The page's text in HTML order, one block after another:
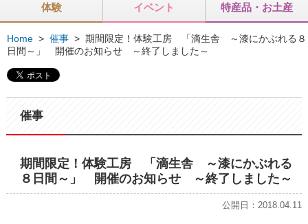
体験 イベント 特産品・お土産
Home > 催事 > 期間限定！体験工房 「滴生舎 ～漆にかぶれる８
日間～」 開催のお知らせ ～終了しました～
催事
期間限定！体験工房 「滴生舎 ～漆にかぶれる
８日間～」 開催のお知らせ ～終了しました～
公開日：2018.04.11